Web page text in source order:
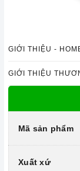
Công nghệ hiện
Hệ thống mâm
Hệ thống đánh
GIỚI THIỆU -
GIỚI THIỆU
Mã sản phẩm
Xuất xứ